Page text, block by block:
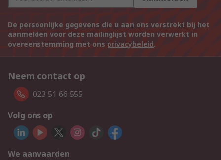
De persoonlijke gegevens die u aan ons verstrekt bij het
aanmelden voor deze mailinglijst worden verwerkt in
overeenstemming met ons privacybeleid.
Neem contact op
023 51 66 555
Volg ons op
We aanvaarden